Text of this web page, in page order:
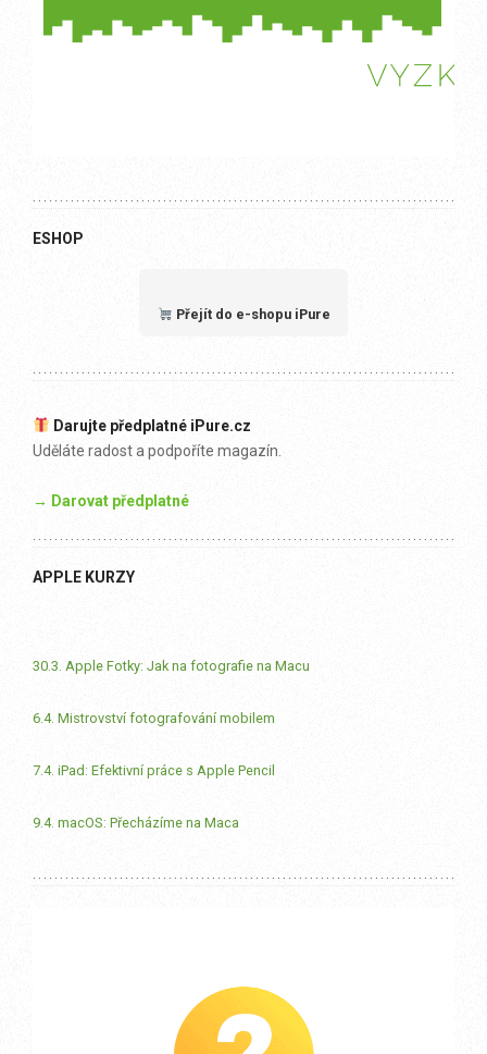
ESHOP
Přejít do e-shopu iPure
Darujte předplatné iPure.cz
Uděláte radost a podpoříte magazín.
→ Darovat předplatné
APPLE KURZY
30.3. Apple Fotky: Jak na fotografie na Macu
6.4. Mistrovství fotografování mobilem
7.4. iPad: Efektivní práce s Apple Pencil
9.4. macOS: Přecházíme na Maca